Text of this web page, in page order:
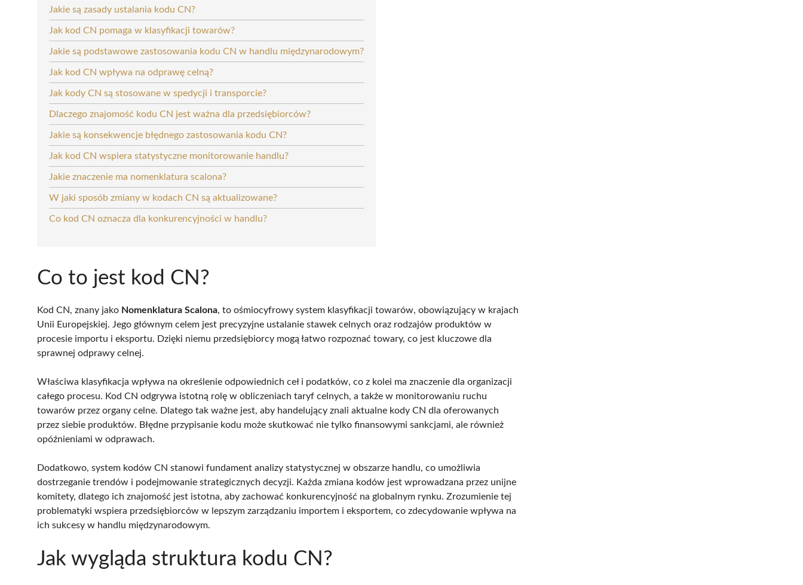
Jakie są zasady ustalania kodu CN?
Jak kod CN pomaga w klasyfikacji towarów?
Jakie są podstawowe zastosowania kodu CN w handlu międzynarodowym?
Jak kod CN wpływa na odprawę celną?
Jak kody CN są stosowane w spedycji i transporcie?
Dlaczego znajomość kodu CN jest ważna dla przedsiębiorców?
Jakie są konsekwencje błędnego zastosowania kodu CN?
Jak kod CN wspiera statystyczne monitorowanie handlu?
Jakie znaczenie ma nomenklatura scalona?
W jaki sposób zmiany w kodach CN są aktualizowane?
Co kod CN oznacza dla konkurencyjności w handlu?
Co to jest kod CN?
Kod CN, znany jako Nomenklatura Scalona, to ośmiocyfrowy system klasyfikacji towarów, obowiązujący w krajach
Unii Europejskiej. Jego głównym celem jest precyzyjne ustalanie stawek celnych oraz rodzajów produktów w
procesie importu i eksportu. Dzięki niemu przedsiębiorcy mogą łatwo rozpoznać towary, co jest kluczowe dla
sprawnej odprawy celnej.
Właściwa klasyfikacja wpływa na określenie odpowiednich ceł i podatków, co z kolei ma znaczenie dla organizacji
całego procesu. Kod CN odgrywa istotną rolę w obliczeniach taryf celnych, a także w monitorowaniu ruchu
towarów przez organy celne. Dlatego tak ważne jest, aby handelujący znali aktualne kody CN dla oferowanych
przez siebie produktów. Błędne przypisanie kodu może skutkować nie tylko finansowymi sankcjami, ale również
opóźnieniami w odprawach.
Dodatkowo, system kodów CN stanowi fundament analizy statystycznej w obszarze handlu, co umożliwia
dostrzeganie trendów i podejmowanie strategicznych decyzji. Każda zmiana kodów jest wprowadzana przez unijne
komitety, dlatego ich znajomość jest istotna, aby zachować konkurencyjność na globalnym rynku. Zrozumienie tej
problematyki wspiera przedsiębiorców w lepszym zarządzaniu importem i eksportem, co zdecydowanie wpływa na
ich sukcesy w handlu międzynarodowym.
Jak wygląda struktura kodu CN?